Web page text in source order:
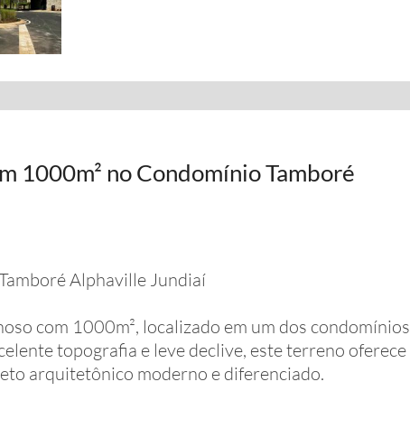
1000m² no Condomínio Tamboré
Alphaville Jundiaí
com 1000m², localizado em um dos condomínios
topografia e leve declive, este terreno oferece
arquitetônico moderno e diferenciado.